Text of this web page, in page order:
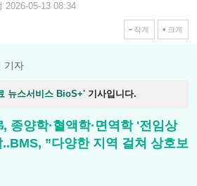
2026-05-13 08:34
작게 크게
기자
뉴스서비스 BioS+' 기사입니다.
종양학·혈액학·면역학 '전임상
”다양한 지역 걸쳐 상호보